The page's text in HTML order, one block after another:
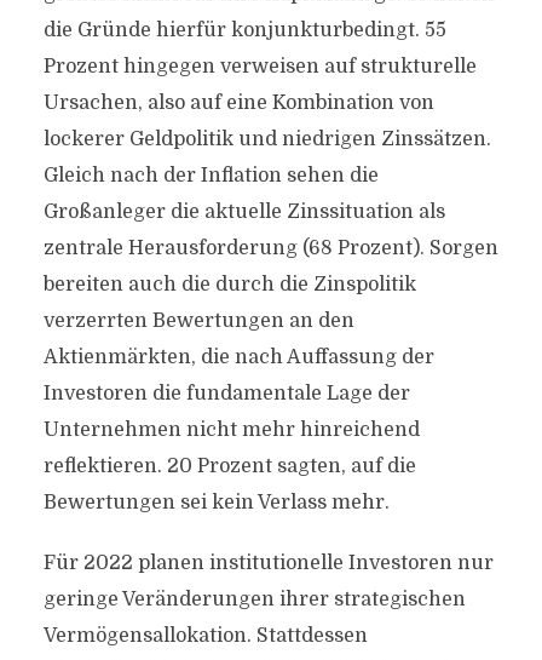
die Gründe hierfür konjunkturbedingt. 55
Prozent hingegen verweisen auf strukturelle
Ursachen, also auf eine Kombination von
lockerer Geldpolitik und niedrigen Zinssätzen.
Gleich nach der Inflation sehen die
Großanleger die aktuelle Zinssituation als
zentrale Herausforderung (68 Prozent). Sorgen
bereiten auch die durch die Zinspolitik
verzerrten Bewertungen an den
Aktienmärkten, die nach Auffassung der
Investoren die fundamentale Lage der
Unternehmen nicht mehr hinreichend
reflektieren. 20 Prozent sagten, auf die
Bewertungen sei kein Verlass mehr.
Für 2022 planen institutionelle Investoren nur
geringe Veränderungen ihrer strategischen
Vermögensallokation. Stattdessen